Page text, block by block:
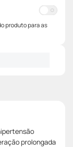
produto para as
prolongada